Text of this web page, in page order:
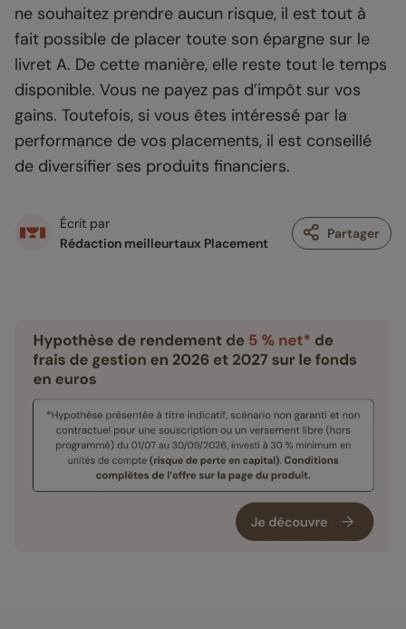
ne souhaitez prendre aucun risque, il est tout à
fait possible de placer toute son épargne sur le
livret A. De cette manière, elle reste tout le temps
disponible. Vous ne payez pas d’impôt sur vos
gains. Toutefois, si vous êtes intéressé par la
performance de vos placements, il est conseillé
de diversifier ses produits financiers.
Écrit par
Rédaction meilleurtaux Placement
Partager